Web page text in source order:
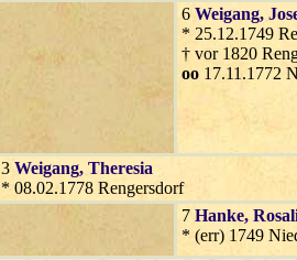
6 Weigang,
* 25.12.1749
† vor 1820
oo 17.11.1772
3 Weigang, Theresia
* 08.02.1778 Rengersdorf
7 Hanke,
* (err) 1749